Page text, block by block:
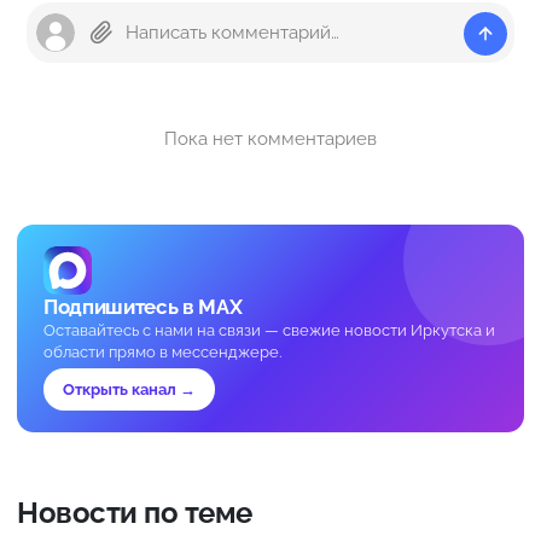
Пока нет комментариев
Подпишитесь в MAX
Оставайтесь с нами на связи — свежие новости Иркутска и
области прямо в мессенджере.
Открыть канал →
Новости по теме